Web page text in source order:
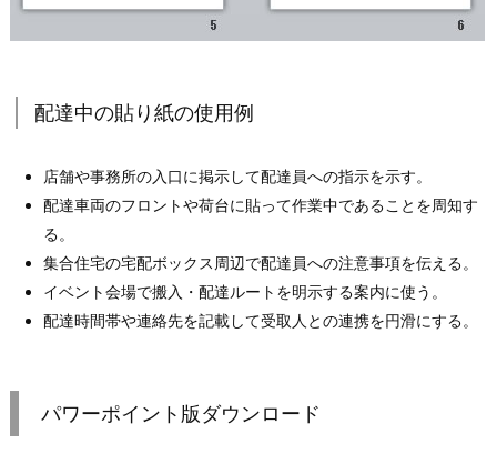
配達中の貼り紙の使用例
店舗や事務所の入口に掲示して配達員への指示を示す。
配達車両のフロントや荷台に貼って作業中であることを周知す
る。
集合住宅の宅配ボックス周辺で配達員への注意事項を伝える。
イベント会場で搬入・配達ルートを明示する案内に使う。
配達時間帯や連絡先を記載して受取人との連携を円滑にする。
パワーポイント版ダウンロード